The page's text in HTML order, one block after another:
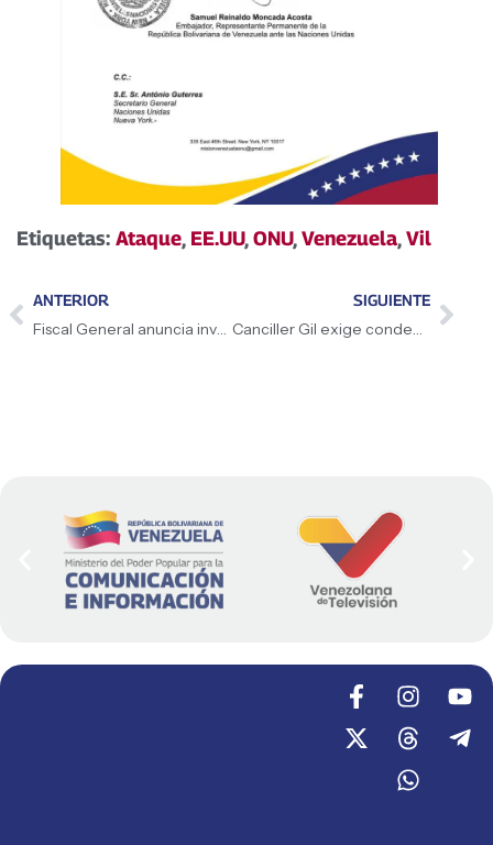
Etiquetas: Ataque, EE.UU,ONU,Venezuela,Vil
ANTERIOR
Fiscal General anuncia investigaciones por «crímenes de guerra»
SIGUIENTE
Canciller Gil exige condena internacional por ataques a Venezuela